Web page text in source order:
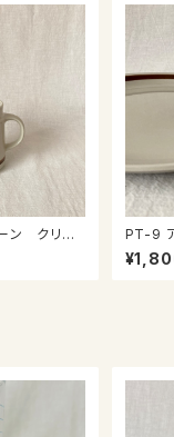
ン クリー